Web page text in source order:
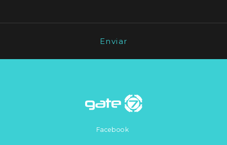
Enviar
Facebook